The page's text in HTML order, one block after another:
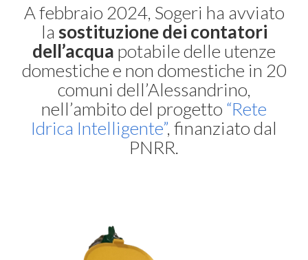
A febbraio 2024, Sogeri ha avviato
la sostituzione dei contatori
dell’acqua potabile delle utenze
domestiche e non domestiche in 20
comuni dell’Alessandrino,
nell’ambito del progetto “Rete
Idrica Intelligente”, finanziato dal
PNRR.